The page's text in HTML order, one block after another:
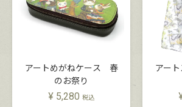
アートめがねケース 春
のお祭り
¥ 5,280 税込
アー